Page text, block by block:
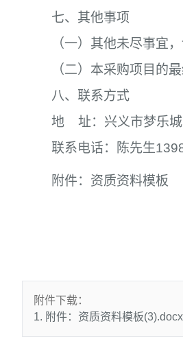
七、其他事项
（一）其他未尽事宜
（二）本采购项目的
八、联系方式
地 址：兴义市梦乐城
联系电话：陈先生
附件：资质资料模板
附件下载：
1. 附件：资质资料模板(3).docx